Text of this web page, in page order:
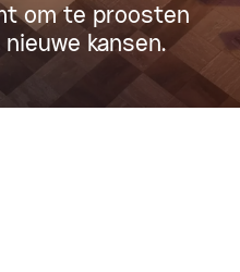
om te proosten
kansen.